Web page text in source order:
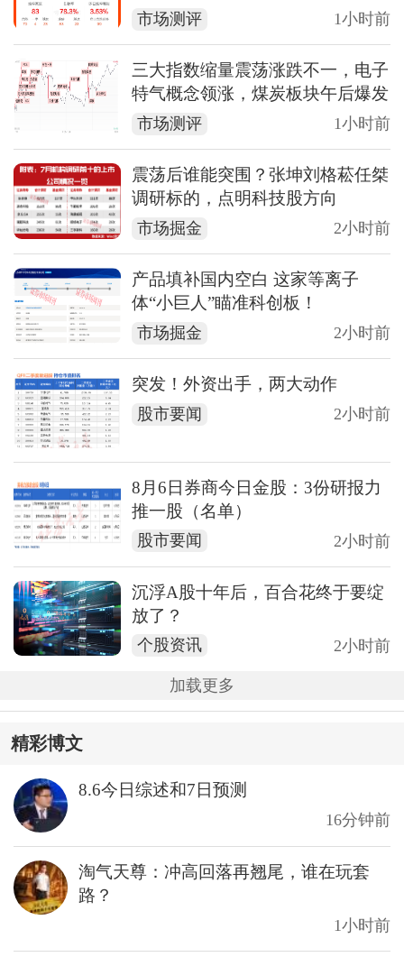
市场测评 1小时前
三大指数缩量震荡涨跌不一，电子
特气概念领涨，煤炭板块午后爆发
市场测评 1小时前
震荡后谁能突围？张坤刘格菘任桀
调研标的，点明科技股方向
市场掘金 2小时前
产品填补国内空白 这家等离子
体“小巨人”瞄准科创板！
市场掘金 2小时前
突发！外资出手，两大动作
股市要闻 2小时前
8月6日券商今日金股：3份研报力
推一股（名单）
股市要闻 2小时前
沉浮A股十年后，百合花终于要绽
放了？
个股资讯 2小时前
加载更多
精彩博文
8.6今日综述和7日预测
16分钟前
淘气天尊：冲高回落再翘尾，谁在玩套
路？
1小时前